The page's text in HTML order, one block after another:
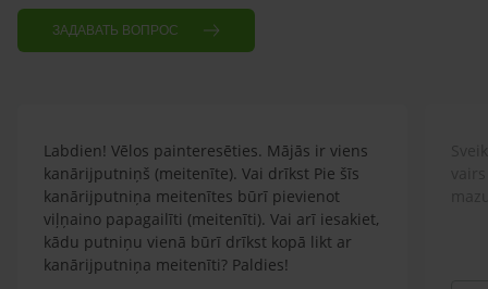
ЗАДАВАТЬ ВОПРОС
Labdien! Vēlos painteresēties. Mājās ir viens
kanārijputniņš (meitenīte). Vai drīkst Pie šīs
kanārijputniņa meitenītes būrī pievienot
viļņaino papagailīti (meitenīti). Vai arī iesakiet,
kādu putniņu vienā būrī drīkst kopā likt ar
kanārijputniņa meitenīti? Paldies!